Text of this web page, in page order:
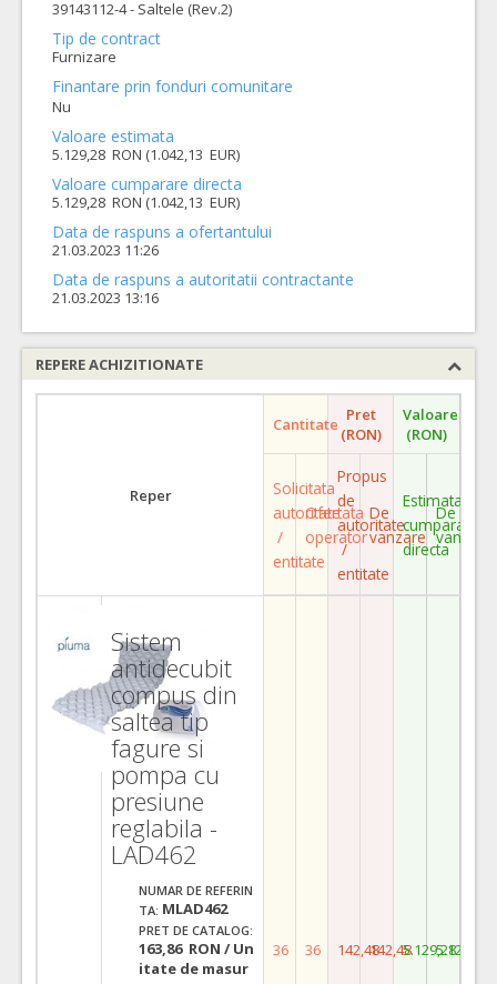
39143112-4 - Saltele (Rev.2)
Tip de contract
Furnizare
Finantare prin fonduri comunitare
Nu
Valoare estimata
5.129,28 RON (1.042,13 EUR)
Valoare cumparare directa
5.129,28 RON (1.042,13 EUR)
Data de raspuns a ofertantului
21.03.2023 11:26
Data de raspuns a autoritatii contractante
21.03.2023 13:16
REPERE ACHIZITIONATE
Reper
Cantitate Pret
(RON)
Valoare
(RON)
Solicitata
autoritate
/
entitate
Ofertata
operator
Propus
de
autoritate
/
entitate
De
vanzare
Estimata
cumparare
directa
De
vanzare
Sistem
antidecubit
compus din
saltea tip
fagure si
pompa cu
presiune
reglabila -
LAD462
NUMAR DE REFERIN
TA: MLAD462
PRET DE CATALOG:
163,86 RON / Un
itate de masur
36 36 142,48142,485.129,285.129,28